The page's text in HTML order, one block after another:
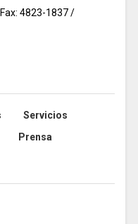
4823-1837 /
Servicios
Prensa